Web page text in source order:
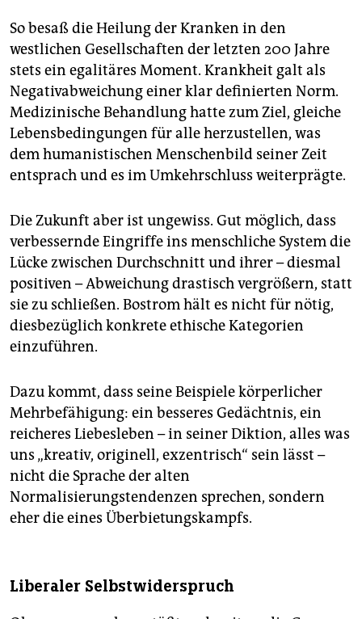
So besaß die Heilung der Kranken in den
westlichen Gesellschaften der letzten 200 Jahre
stets ein egalitäres Moment. Krankheit galt als
Negativabweichung einer klar definierten Norm.
Medizinische Behandlung hatte zum Ziel, gleiche
Lebensbedingungen für alle herzustellen, was
dem humanistischen Menschenbild seiner Zeit
entsprach und es im Umkehrschluss weiterprägte.
Die Zukunft aber ist ungewiss. Gut möglich, dass
verbessernde Eingriffe ins menschliche System die
Lücke zwischen Durchschnitt und ihrer – diesmal
positiven – Abweichung drastisch vergrößern, statt
sie zu schließen. Bostrom hält es nicht für nötig,
diesbezüglich konkrete ethische Kategorien
einzuführen.
Dazu kommt, dass seine Beispiele körperlicher
Mehrbefähigung: ein besseres Gedächtnis, ein
reicheres Liebesleben – in seiner Diktion, alles was
uns „kreativ, originell, exzentrisch“ sein lässt –
nicht die Sprache der alten
Normalisierungstendenzen sprechen, sondern
eher die eines Überbietungskampfs.
Liberaler Selbstwiderspruch